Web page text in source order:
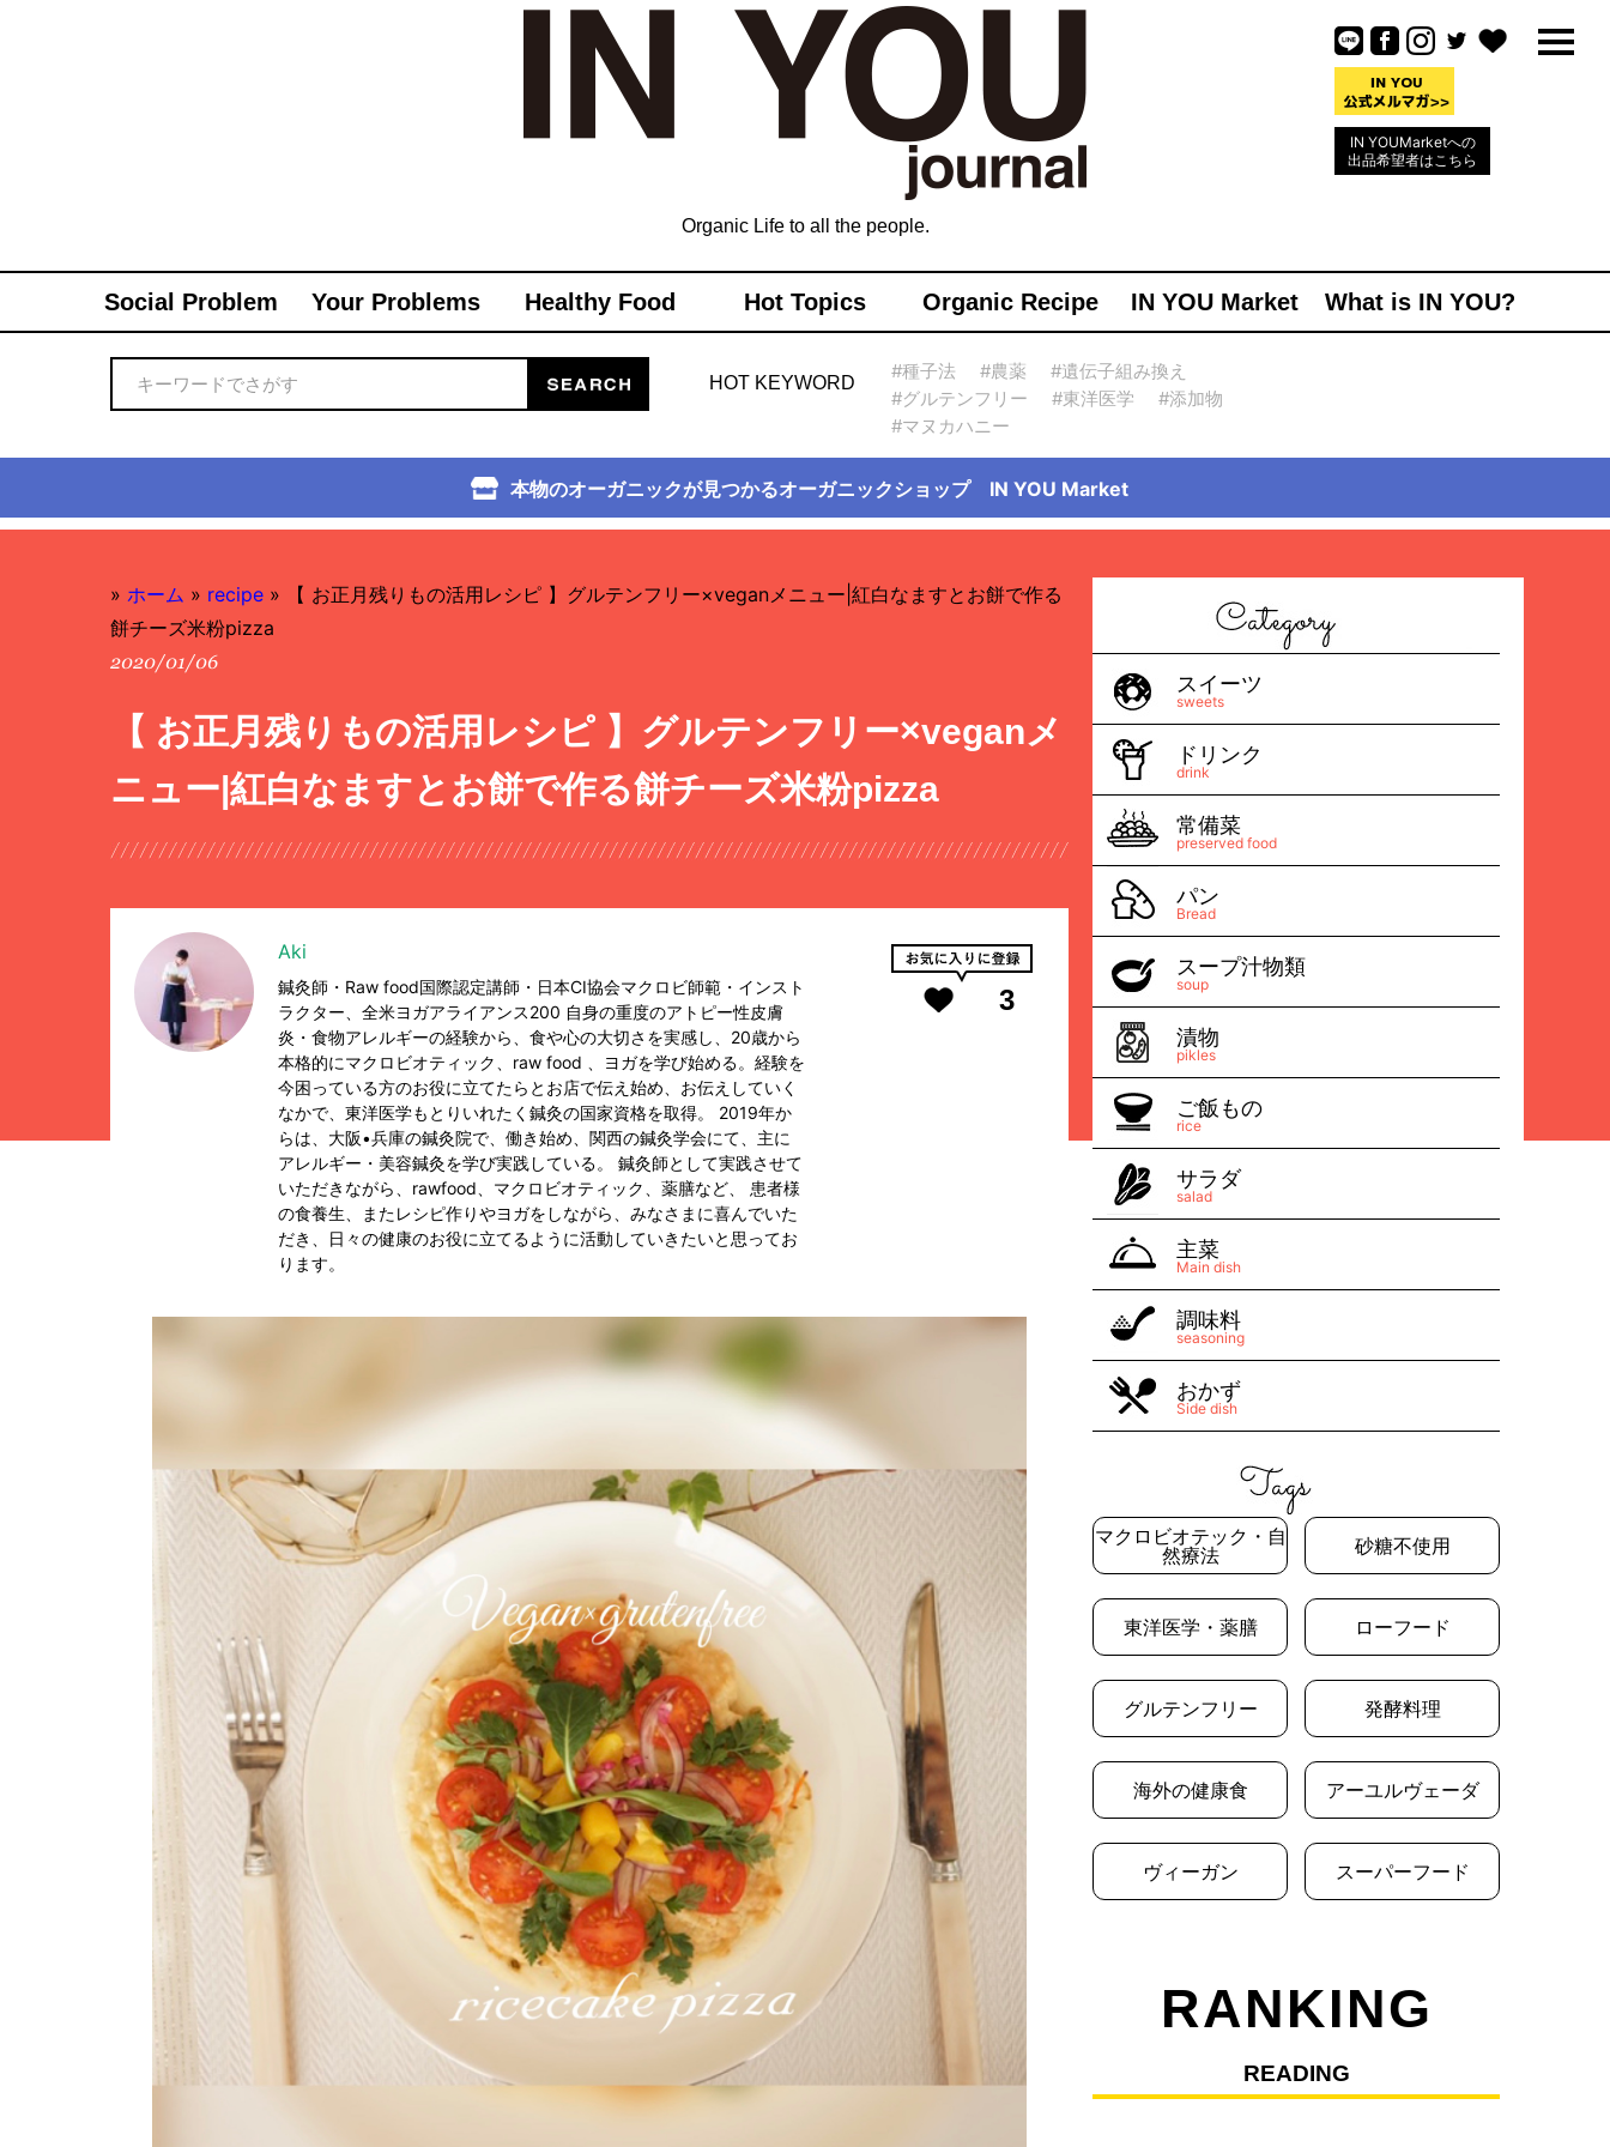
IN YOUMarketへの
出品希望者はこちら
Organic Life to all the people.
Social Problem Your Problems Healthy Food Hot Topics Organic Recipe IN YOU Market What is IN YOU?
HOT KEYWORD
#種子法 #農薬
#遺伝子組み換え
#グルテンフリー
#東洋医学
#添加物
#マヌカハニー
本物のオーガニックが見つかるオーガニックショップ IN YOU Market
» ホーム » recipe »
【 お正月残りもの活用レシピ 】グルテンフリー×veganメニュー|紅白なますとお餅で作る
餅チーズ米粉pizza
2020/01/06
【 お正月残りもの活用レシピ 】グルテンフリー×veganメ
ニュー|紅白なますとお餅で作る餅チーズ米粉pizza
Aki
鍼灸師・Raw food国際認定講師・日本CI協会マクロビ師範・インスト
ラクター、全米ヨガアライアンス200 自身の重度のアトピー性皮膚
炎・食物アレルギーの経験から、食や心の大切さを実感し、20歳から
本格的にマクロビオティック、raw food 、ヨガを学び始める。経験を
今困っている方のお役に立てたらとお店で伝え始め、お伝えしていく
なかで、東洋医学もとりいれたく鍼灸の国家資格を取得。 2019年か
らは、大阪•兵庫の鍼灸院で、働き始め、関西の鍼灸学会にて、主に
アレルギー・美容鍼灸を学び実践している。 鍼灸師として実践させて
いただきながら、rawfood、マクロビオティック、薬膳など、 患者様
の食養生、またレシピ作りやヨガをしながら、みなさまに喜んでいた
だき、日々の健康のお役に立てるように活動していきたいと思ってお
ります。
3
スイーツ
sweets
ドリンク
drink
常備菜
preserved food
パン
Bread
スープ汁物類
soup
漬物
pikles
ご飯もの
rice
サラダ
salad
主菜
Main dish
調味料
seasoning
おかず
Side dish
マクロビオテック・自
然療法
砂糖不使用
東洋医学・薬膳 ローフード
グルテンフリー 発酵料理
海外の健康食 アーユルヴェーダ
ヴィーガン スーパーフード
RANKING
READING